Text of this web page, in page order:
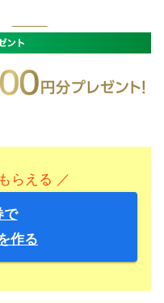
らえる ／
で
作る